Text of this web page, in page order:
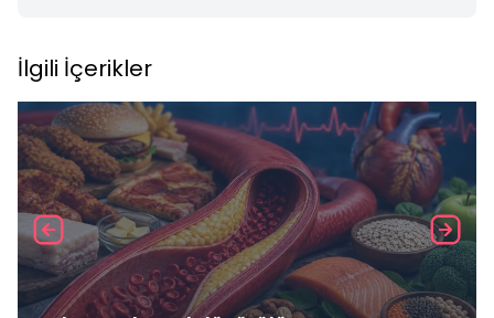
İlgili İçerikler